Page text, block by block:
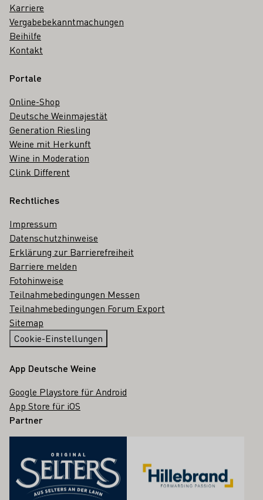
Karriere
Vergabebekanntmachungen
Beihilfe
Kontakt
Portale
Online-Shop
Deutsche Weinmajestät
Generation Riesling
Weine mit Herkunft
Wine in Moderation
Clink Different
Rechtliches
Impressum
Datenschutzhinweise
Erklärung zur Barrierefreiheit
Barriere melden
Fotohinweise
Teilnahmebedingungen Messen
Teilnahmebedingungen Forum Export
Sitemap
Cookie-Einstellungen
App Deutsche Weine
Google Playstore für Android
App Store für iOS
Partner